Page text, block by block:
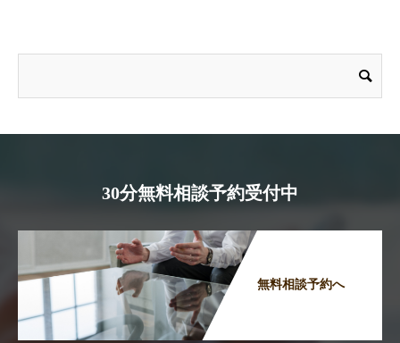
30分無料相談予約受付中
無料相談予約へ